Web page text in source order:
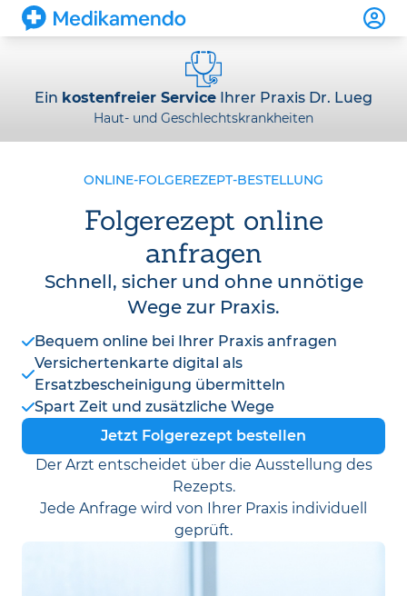
Ein kostenfreier Service Ihrer Praxis Dr. Lueg
Haut- und Geschlechtskrankheiten
ONLINE-FOLGEREZEPT-BESTELLUNG
Folgerezept online
anfragen
Schnell, sicher und ohne unnötige
Wege zur Praxis.
Bequem online bei Ihrer Praxis anfragen
Versichertenkarte digital als
Ersatzbescheinigung übermitteln
Spart Zeit und zusätzliche Wege
Jetzt Folgerezept bestellen
Der Arzt entscheidet über die Ausstellung des
Rezepts.
Jede Anfrage wird von Ihrer Praxis individuell
geprüft.